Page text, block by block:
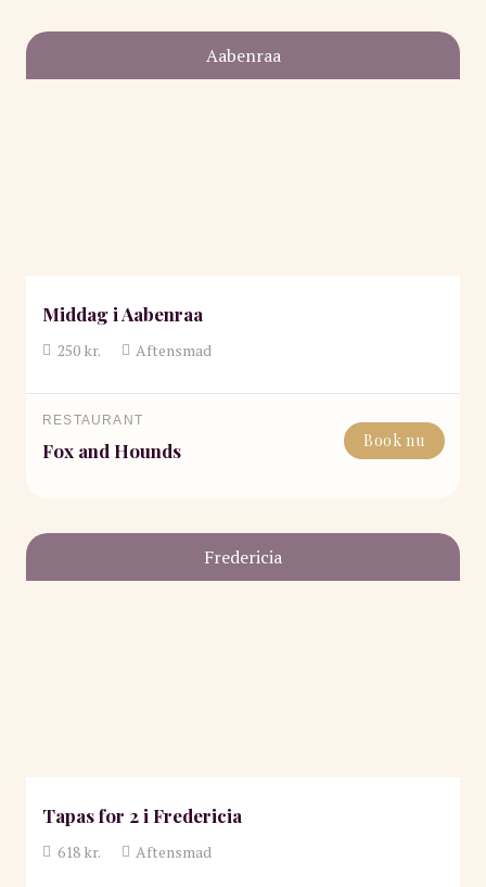
Aabenraa
Middag i Aabenraa
250kr. Aftensmad
RESTAURANT
Fox and Hounds Book nu
Fredericia
Tapas for 2 i Fredericia
618kr. Aftensmad